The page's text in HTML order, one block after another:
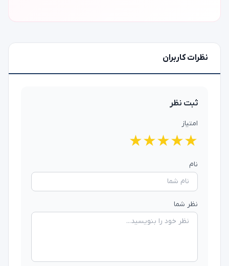
نظرات کاربران
ثبت نظر
امتیاز
★
★
★
★
★
نام
نظر شما